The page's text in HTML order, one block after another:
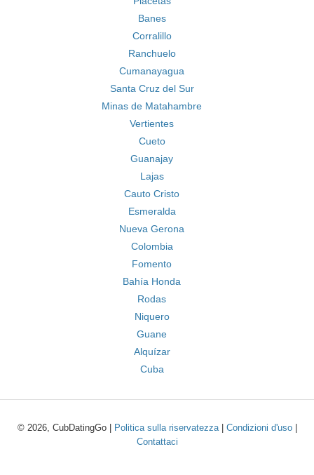
Banes
Corralillo
Ranchuelo
Cumanayagua
Santa Cruz del Sur
Minas de Matahambre
Vertientes
Cueto
Guanajay
Lajas
Cauto Cristo
Esmeralda
Nueva Gerona
Colombia
Fomento
Bahía Honda
Rodas
Niquero
Guane
Alquízar
Cuba
© 2026, CubDatingGo | Politica sulla riservatezza| Condizioni d'uso|
Contattaci